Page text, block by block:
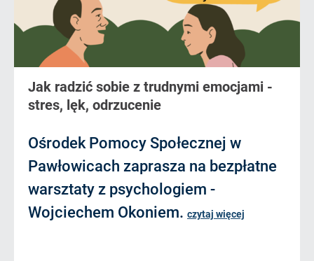
Jak radzić sobie z trudnymi emocjami -
stres, lęk, odrzucenie
Ośrodek Pomocy Społecznej w
Pawłowicach zaprasza na bezpłatne
warsztaty z psychologiem -
Wojciechem Okoniem. czytaj więcej